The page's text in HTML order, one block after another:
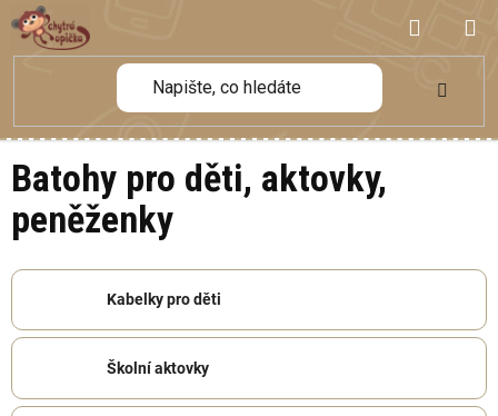
Přejít
na
obsah
KOŠÍK
Batohy pro děti, aktovky,
peněženky
Kabelky pro děti
Školní aktovky